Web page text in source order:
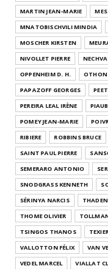
MARTIN JEAN-MARIE
MNATOBISCHVILI MINDIA
MOSCHER KIRSTEN
NIVOLLET PIERRE
OPPENHEIM D. H.
OTHON
PAPAZOFF GEORGES
PEREIRA LEAL IRÈNE
POMEY JEAN-MARIE
RIBIERE
ROBBINS BRUCE
SAINT PAUL PIERRE
SEMERARO ANTONIO
SNODGRASS KENNETH
SÉRINYA NARCIS
THOME OLIVIER
TSINGOS THANOS
VALLOTTON FÉLIX
VAN
VEDEL MARCEL
VIALLAT